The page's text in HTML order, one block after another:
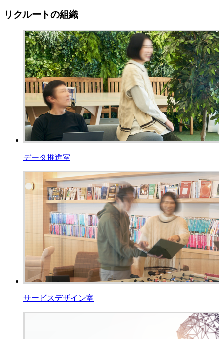
リクルートの組織
データ推進室
サービスデザイン室